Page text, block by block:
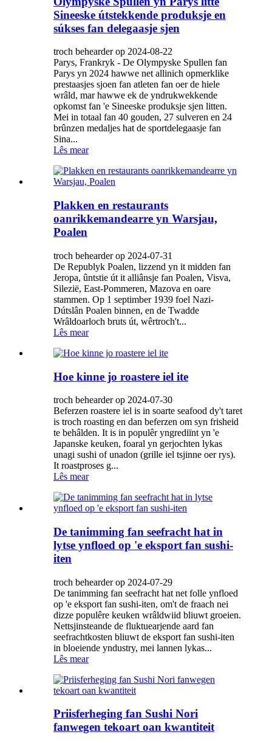
Sineeske útstekkende produksje en
súkses fan delegaasje sjen
troch behearder op 2024-08-22
Parys, Frankryk - De Olympyske Spullen fan
Parys yn 2024 hawwe net allinich opmerklike
prestaasjes sjoen fan atleten fan oer de hiele
wrâld, mar hawwe ek de yndrukwekkende
opkomst fan 'e Sineeske produksje sjen litten.
Mei in totaal fan 40 gouden, 27 sulveren en 24
brûnzen medaljes hat de sportdelegaasje fan
Sina...
Lês mear
Plakken en restaurants
oanrikkemandearre yn Warsjau,
Poalen
troch behearder op 2024-07-31
De Republyk Poalen, lizzend yn it midden fan
Jeropa, ûntstie út it alliânsje fan Poalen, Visva,
Silezië, East-Pommeren, Mazova en oare
stammen. Op 1 septimber 1939 foel Nazi-
Dútslân Poalen binnen, en de Twadde
Wrâldoarloch bruts út, wêrtroch't...
Lês mear
Hoe kinne jo roastere iel ite
troch behearder op 2024-07-30
Beferzen roastere iel is in soarte seafood dy't taret
is troch roasting en dan beferzen om syn frisheid
te behâlden. It is in populêr yngrediïnt yn 'e
Japanske keuken, foaral yn gerjochten lykas
unagi sushi of unadon (grille iel tsjinne oer rys).
It roastproses g...
Lês mear
De tanimming fan seefracht hat in
lytse ynfloed op 'e eksport fan sushi-
iten
troch behearder op 2024-07-29
De tanimming fan seefracht hat net folle ynfloed
op 'e eksport fan sushi-iten, om't de fraach nei
dizze populêre keuken wrâldwiid bliuwt groeien.
Nettsjinsteande de fluktuearjende aard fan
seefrachtkosten bliuwt de eksport fan sushi-iten
in bloeiende yndustry, mei lannen lykas...
Lês mear
Priisferheging fan Sushi Nori
fanwegen tekoart oan kwantiteit